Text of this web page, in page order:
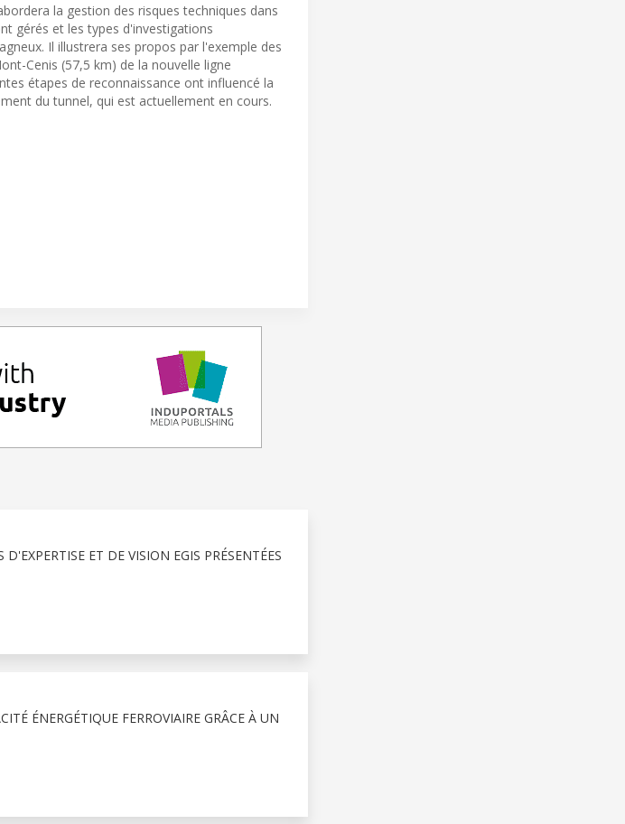
la gestion des risques techniques dans
gérés et les types d'investigations
Il illustrera ses propos par l'exemple des
Cenis (57,5 km) de la nouvelle ligne
étapes de reconnaissance ont influencé la
du tunnel, qui est actuellement en cours.
ET DE VISION EGIS PRÉSENTÉES
ÉNERGÉTIQUE FERROVIAIRE GRÂCE À UN